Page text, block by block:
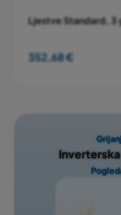
Ljestve Standard, 3
352,68 €